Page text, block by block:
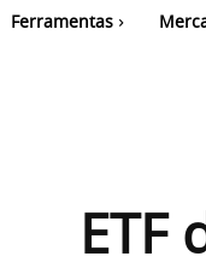
Ferramentas
ETF